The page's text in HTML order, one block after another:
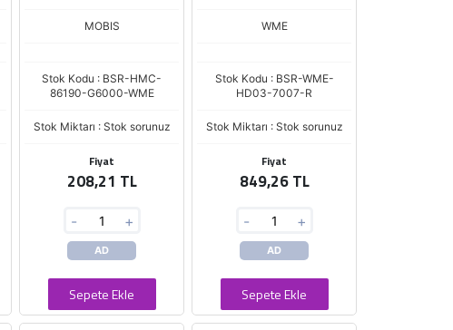
MOBIS
Stok Kodu : BSR-HMC-
86190-G6000-WME
Stok Miktarı : Stok sorunuz
Fiyat
208,21 TL
- +
AD
Sepete Ekle
WME
Stok Kodu : BSR-WME-
HD03-7007-R
Stok Miktarı : Stok sorunuz
Fiyat
849,26 TL
- +
AD
Sepete Ekle